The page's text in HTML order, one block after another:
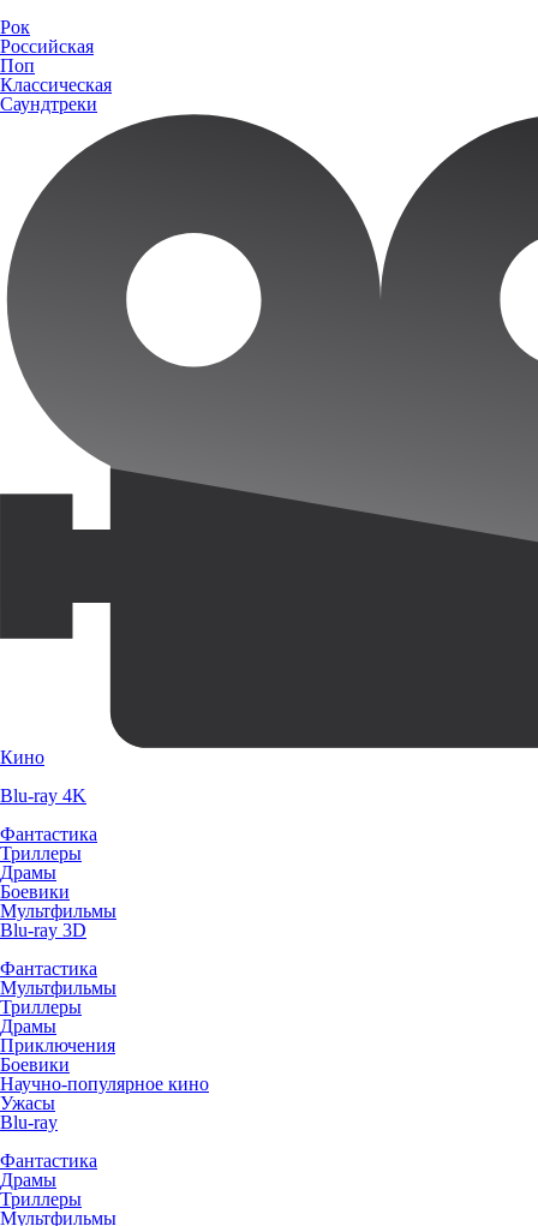
Рок
Российская
Поп
Классическая
Саундтреки
Кино
Blu-ray 4K
Фантастика
Триллеры
Драмы
Боевики
Мультфильмы
Blu-ray 3D
Фантастика
Мультфильмы
Триллеры
Драмы
Приключения
Боевики
Научно-популярное кино
Ужасы
Blu-ray
Фантастика
Драмы
Триллеры
Мультфильмы